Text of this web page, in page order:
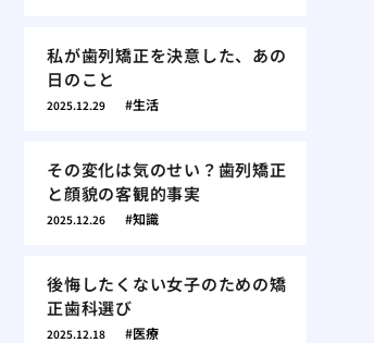
私が歯列矯正を決意した、あの
日のこと
2025.12.29 生活
その変化は気のせい？歯列矯正
と顔貌の客観的事実
2025.12.26 知識
後悔したくない女子のための矯
正歯科選び
2025.12.18 医療